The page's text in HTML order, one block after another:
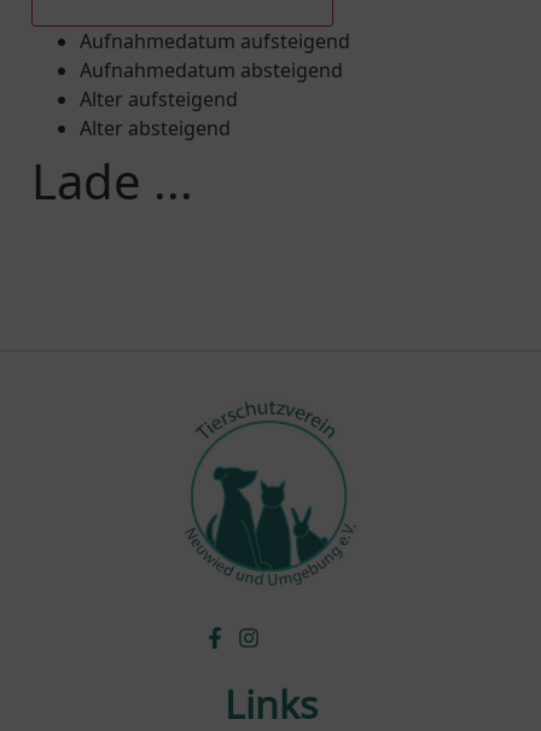
Aufnahmedatum aufsteigend
Aufnahmedatum absteigend
Alter aufsteigend
Alter absteigend
Lade ...
Links